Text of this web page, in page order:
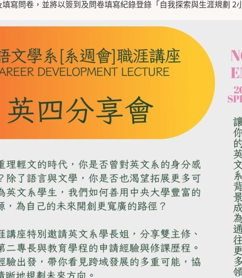
寫問卷，並將以簽到及問卷填寫紀錄登錄「自我探索與生涯規劃 2